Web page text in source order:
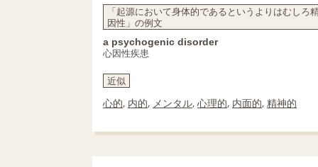
「起源において身体的であるというよりはむし
因性」の例文
a psychogenic disorder
心因性疾患
近似
心的, 内的, メンタル, 心理的, 内面的, 精神的